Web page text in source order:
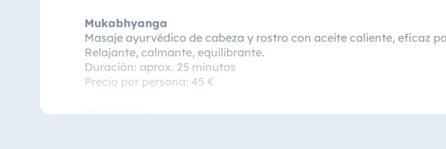
Mukabhyanga
Masaje ayurvédico de cabeza y rostro con aceite caliente, eficaz
Relajante, calmante, equilibrante.
Duración: aprox. 25 minutos
Precio por persona: 45 €
Shirodhara